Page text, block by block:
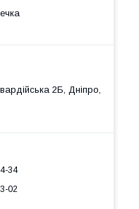
2Б, Дніпро,
34
02